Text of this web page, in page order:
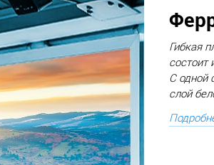
Гибкая
состоит
С одной
слой